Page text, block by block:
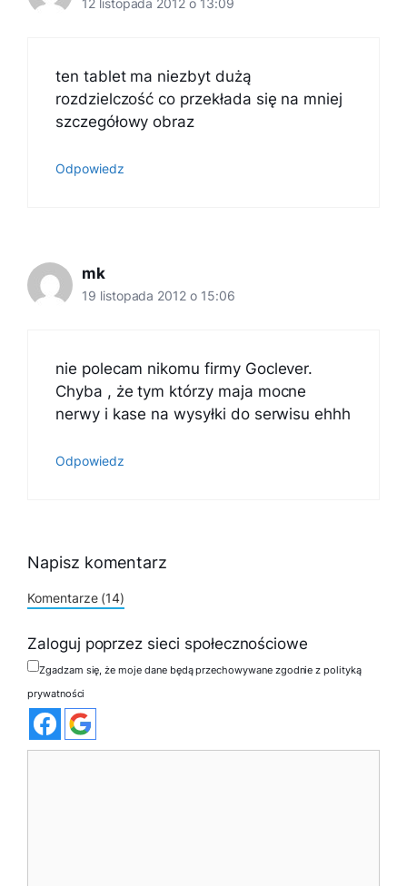
12 listopada 2012 o 13:09
ten tablet ma niezbyt dużą
rozdzielczość co przekłada się na mniej
szczegółowy obraz
Odpowiedz
mk
19 listopada 2012 o 15:06
nie polecam nikomu firmy Goclever.
Chyba , że tym którzy maja mocne
nerwy i kase na wysyłki do serwisu ehhh
Odpowiedz
Napisz komentarz
Komentarze (14)
Zaloguj poprzez sieci społecznościowe
Zgadzam się, że moje dane będą przechowywane zgodnie z polityką
prywatności